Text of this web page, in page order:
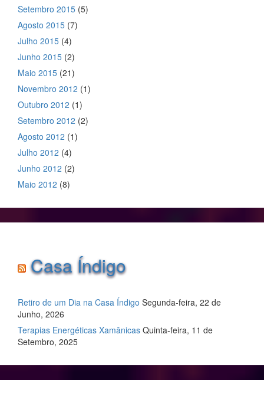
Setembro 2015 (5)
Agosto 2015 (7)
Julho 2015 (4)
Junho 2015 (2)
Maio 2015 (21)
Novembro 2012 (1)
Outubro 2012 (1)
Setembro 2012 (2)
Agosto 2012 (1)
Julho 2012 (4)
Junho 2012 (2)
Maio 2012 (8)
Casa Índigo
Retiro de um Dia na Casa Índigo Segunda-feira, 22 de
Junho, 2026
Terapias Energéticas Xamânicas Quinta-feira, 11 de
Setembro, 2025